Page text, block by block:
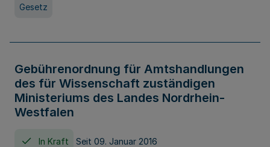
Gesetz
Gebührenordnung für Amtshandlungen
des für Wissenschaft zuständigen
Ministeriums des Landes Nordrhein-
Westfalen
In Kraft Seit 09. Januar 2016